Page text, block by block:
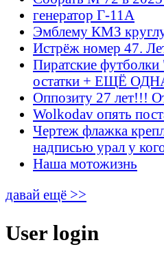
генератор Г-11А
Эмблему КМЗ
Истрёж номер 47.
Пиратские
остатки + ЕЩЁ
Оппозиту 27 лет!!!
Wolkodav опять
Чертеж флажка
надписью урал у
Наша мотожизнь
давай ещё >>
User login